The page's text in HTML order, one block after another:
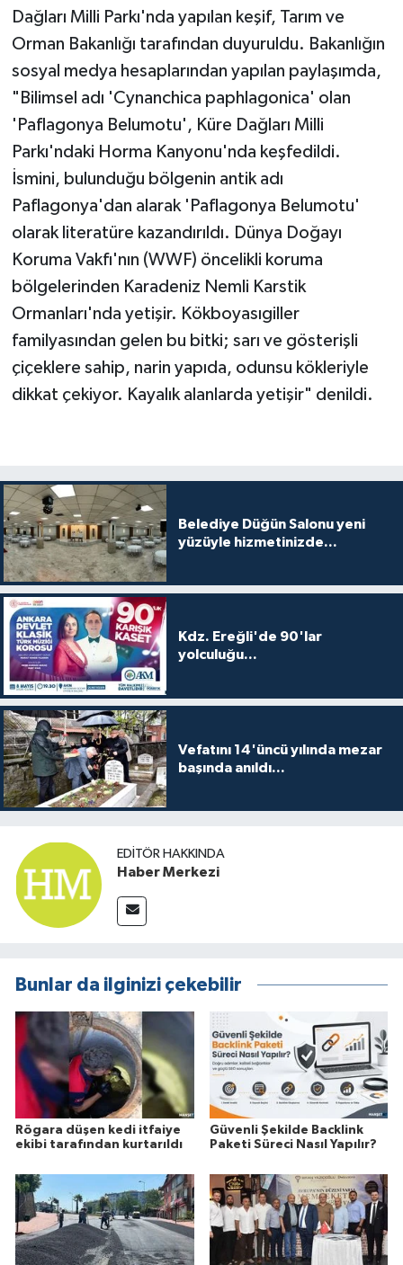
Dağları Milli Parkı'nda yapılan keşif, Tarım ve
Orman Bakanlığı tarafından duyuruldu. Bakanlığın
sosyal medya hesaplarından yapılan paylaşımda,
"Bilimsel adı 'Cynanchica paphlagonica' olan
'Paflagonya Belumotu', Küre Dağları Milli
Parkı'ndaki Horma Kanyonu'nda keşfedildi.
İsmini, bulunduğu bölgenin antik adı
Paflagonya'dan alarak 'Paflagonya Belumotu'
olarak literatüre kazandırıldı. Dünya Doğayı
Koruma Vakfı'nın (WWF) öncelikli koruma
bölgelerinden Karadeniz Nemli Karstik
Ormanları'nda yetişir. Kökboyasıgiller
familyasından gelen bu bitki; sarı ve gösterişli
çiçeklere sahip, narin yapıda, odunsu kökleriyle
dikkat çekiyor. Kayalık alanlarda yetişir" denildi.
Belediye Düğün Salonu yeni
yüzüyle hizmetinizde...
Kdz. Ereğli'de 90'lar
yolculuğu...
Vefatını 14'üncü yılında mezar
başında anıldı...
EDITÖR HAKKINDA
Haber Merkezi
Bunlar da ilginizi çekebilir
Rögara düşen kedi itfaiye
ekibi tarafından kurtarıldı
Güvenli Şekilde Backlink
Paketi Süreci Nasıl Yapılır?